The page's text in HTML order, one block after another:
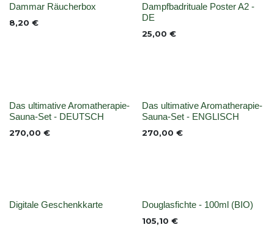
None
Dammar Räucherbox
8,20 € None
Dampfbadrituale Poster A2 -
DE
25,00 €
None
Das ultimative Aromatherapie-
Sauna-Set - DEUTSCH
270,00 €
None
Das ultimative Aromatherapie-
Sauna-Set - ENGLISCH
270,00 €
None
Digitale Geschenkkarte None
Douglasfichte - 100ml (BIO)
105,10 €